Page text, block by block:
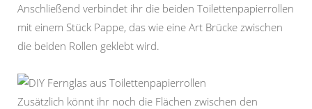
Anschließend verbindet ihr die beiden Toilettenpapierrollen
mit einem Stück Pappe, das wie eine Art Brücke zwischen
die beiden Rollen geklebt wird.
Zusätzlich könnt ihr noch die Flächen zwischen den